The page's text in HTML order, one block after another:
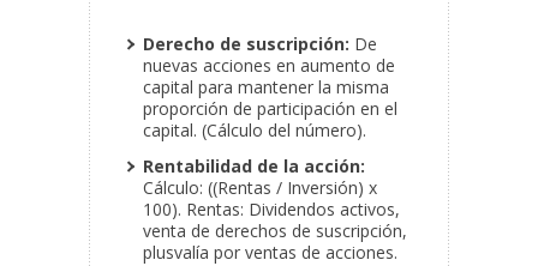
Derecho de suscripción: De
nuevas acciones en aumento de
capital para mantener la misma
proporción de participación en el
capital. (Cálculo del número).
Rentabilidad de la acción:
Cálculo: ((Rentas / Inversión) x
100). Rentas: Dividendos activos,
venta de derechos de suscripción,
plusvalía por ventas de acciones.